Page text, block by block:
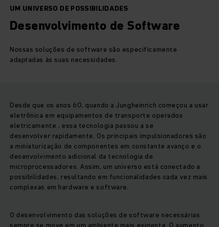
UM UNIVERSO DE POSSIBILIDADES
Desenvolvimento de Software
Nossas soluções de software são especificamente
adaptadas às suas necessidades.
Desde que os anos 60, quando a Jungheinrich começou a usar
eletrônica em equipamentos de transporte operados
eletricamente , essa tecnologia passou a se
desenvolver rapidamente. Os principais impulsionadores são
a miniaturização de componentes em constante avanço e o
desenvolvimento adicional da tecnologia de
microprocessadores. Assim, um universo está conectado a
possibilidades, resultando em funcionalidades cada vez mais
complexas em hardware e software.
O desenvolvimento das soluções de software necessárias